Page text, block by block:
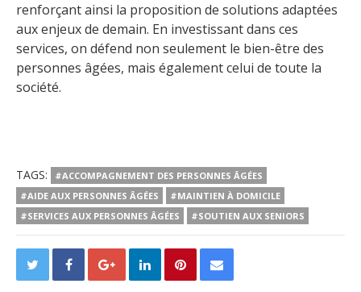
renforçant ainsi la proposition de solutions adaptées
aux enjeux de demain. En investissant dans ces
services, on défend non seulement le bien-être des
personnes âgées, mais également celui de toute la
société.
TAGS:
#ACCOMPAGNEMENT DES PERSONNES ÂGÉES
#AIDE AUX PERSONNES ÂGÉES
#MAINTIEN À DOMICILE
#SERVICES AUX PERSONNES ÂGÉES
#SOUTIEN AUX SENIORS